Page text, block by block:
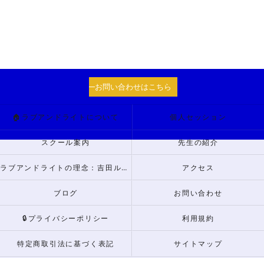
お問い合わせはこちら
🏠ラブアンドライトについて 個人セッション
スクール案内 先生の紹介
ラブアンドライトの理念：吉田ルナからのメッセージ アクセス
ブログ お問い合わせ
🔒プライバシーポリシー 利用規約
特定商取引法に基づく表記 サイトマップ